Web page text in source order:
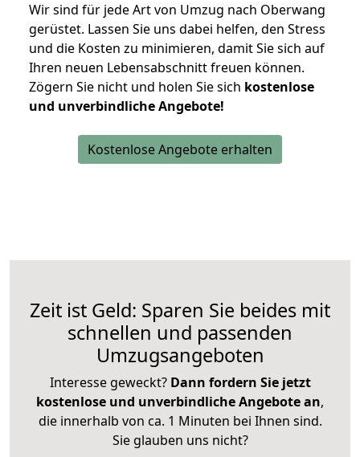
Wir sind für jede Art von Umzug nach Oberwang
gerüstet. Lassen Sie uns dabei helfen, den Stress
und die Kosten zu minimieren, damit Sie sich auf
Ihren neuen Lebensabschnitt freuen können.
Zögern Sie nicht und holen Sie sich kostenlose
und unverbindliche Angebote!
Kostenlose Angebote erhalten
Zeit ist Geld: Sparen Sie beides mit
schnellen und passenden
Umzugsangeboten
Interesse geweckt? Dann fordern Sie jetzt
kostenlose und unverbindliche Angebote an,
die innerhalb von ca. 1 Minuten bei Ihnen sind.
Sie glauben uns nicht?